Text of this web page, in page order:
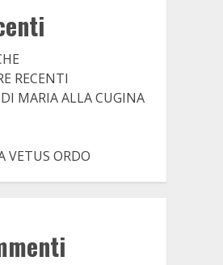
RECENTI
MARIA ALLA CUGINA
VETUS ORDO